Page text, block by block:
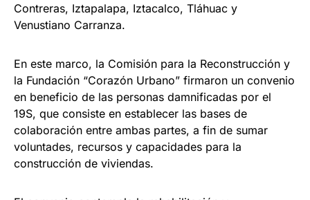
Contreras, Iztapalapa, Iztacalco, Tláhuac y
Venustiano Carranza.
En este marco, la Comisión para la Reconstrucción y
la Fundación “Corazón Urbano” firmaron un convenio
en beneficio de las personas damnificadas por el
19S, que consiste en establecer las bases de
colaboración entre ambas partes, a fin de sumar
voluntades, recursos y capacidades para la
construcción de viviendas.